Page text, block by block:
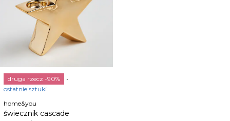
druga rzecz -90%
ostatnie sztuki
home&you
świecznik cascade